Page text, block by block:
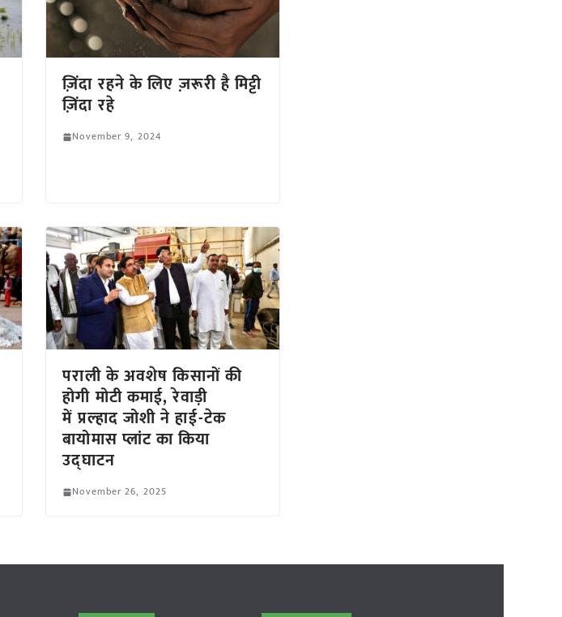
ज़िंदा रहने के लिए ज़रूरी है मिट्टी
ज़िंदा रहे
November 9, 2024
पराली के अवशेष किसानों की
होगी मोटी कमाई, रेवाड़ी
में प्रल्हाद जोशी ने हाई-टेक
बायोमास प्लांट का किया
उद्घाटन
November 26, 2025